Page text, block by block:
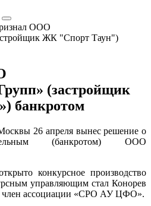
ООО
ЖК "Спорт Таун")
(застройщик
банкротом
26 апреля вынес решение о
(банкротом) ООО
конкурсное производство
управляющим стал Конорев
член ассоциации «СРО АУ ЦФО».